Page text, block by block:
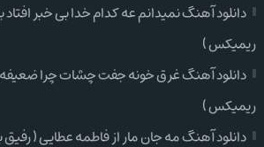
دانلود آهنگ نمیدانم عه کدام خدا بی خبر افتاد
ریمیکس )
دانلود آهنگ غرق خونه جفت چشات چرا
ریمیکس )
دانلود آهنگ مه جان مار از فاطمه عطایی (